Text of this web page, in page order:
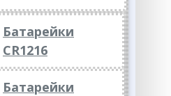
Батарейки
CR1216
Батарейки